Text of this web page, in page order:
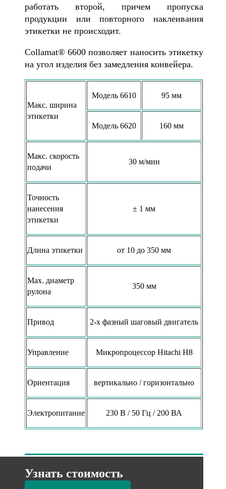
работать второй, причем пропуска
продукции или повторного наклеивания
этикетки не происходит.
Collamat® 6600 позволяет наносить этикетку
на угол изделия без замедления конвейера.
Макс. ширина
этикетки
Модель 6610 95 мм
Модель 6620 160 мм
Макс. скорость
подачи
30 м/мин
Точность
нанесения
этикетки
± 1 мм
Длина этикетки от 10 до 350 мм
Max. диаметр
рулона
350 мм
Привод 2-х фазный шаговый двигатель
Управление Микропроцессор Hitachi H8
Ориентация вертикально / горизонтально
Электропитание 230 В / 50 Гц / 200 ВА
Узнать стоимость